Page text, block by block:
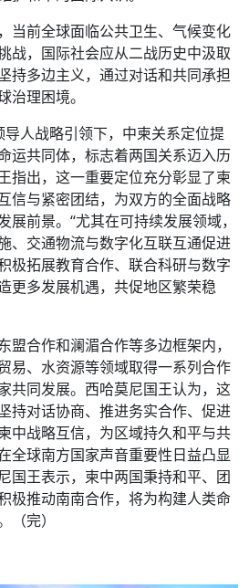
当前全球面临公共卫生、气候变化
战，国际社会应从二战历史中汲取
持多边主义，通过对话和共同承担
治理困境。
人战略引领下，中柬关系定位提
运共同体，标志着两国关系迈入历
指出，这一重要定位充分彰显了柬
信与紧密团结，为双方的全面战略
前景。“尤其在可持续发展领域，
、交通物流与数字化互联互通促进
极拓展教育合作、联合科研与数字
更多发展机遇，共促地区繁荣稳
合作和澜湄合作等多边框架内，
易、水资源等领域取得一系列合作
共同发展。西哈莫尼国王认为，这
持对话协商、推进务实合作、促进
中战略互信，为区域持久和平与共
全球南方国家声音重要性日益凸显
国王表示，柬中两国秉持和平、团
极推动南南合作，将为构建人类命
完）